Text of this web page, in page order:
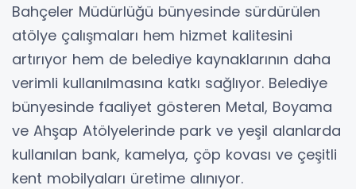
Bahçeler Müdürlüğü bünyesinde sürdürülen
atölye çalışmaları hem hizmet kalitesini
artırıyor hem de belediye kaynaklarının daha
verimli kullanılmasına katkı sağlıyor. Belediye
bünyesinde faaliyet gösteren Metal, Boyama
ve Ahşap Atölyelerinde park ve yeşil alanlarda
kullanılan bank, kamelya, çöp kovası ve çeşitli
kent mobilyaları üretime alınıyor.